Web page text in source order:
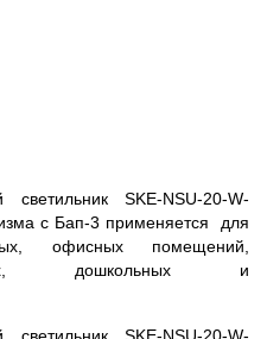
светильник SKE-NSU-20-W-
с Бап-3 применяется для
офисных помещений,
дошкольных и
светильник SKE-NSU-20-W-